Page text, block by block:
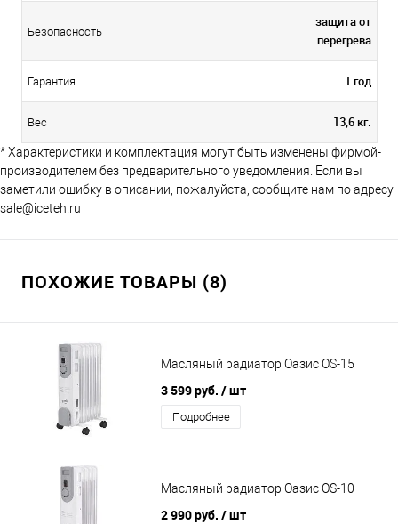
Безопасность
защита от
перегрева
Гарантия 1 год
Вес 13,6 кг.
* Характеристики и комплектация могут быть изменены фирмой-
производителем без предварительного уведомления. Если вы
заметили ошибку в описании, пожалуйста, сообщите нам по адресу
sale@iceteh.ru
ПОХОЖИЕ ТОВАРЫ (8)
Масляный радиатор Оазис OS-15
3 599 руб. / шт
Подробнее
Масляный радиатор Оазис OS-10
2 990 руб. / шт